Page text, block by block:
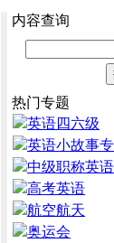
内容查询
热门专题
英语四六级
英语小故事
中级职称英
高考英语
航空航天
奥运会